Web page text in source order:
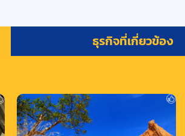
ธุรกิจที่เกี่ยวข้อง